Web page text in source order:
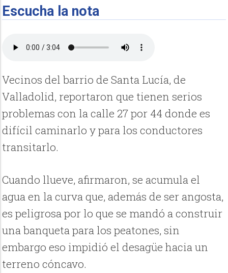
Escucha la nota
Vecinos del barrio de Santa Lucía, de
Valladolid, reportaron que tienen serios
problemas con la calle 27 por 44 donde es
difícil caminarlo y para los conductores
transitarlo.
Cuando llueve, afirmaron, se acumula el
agua en la curva que, además de ser angosta,
es peligrosa por lo que se mandó a construir
una banqueta para los peatones, sin
embargo eso impidió el desagüe hacia un
terreno cóncavo.